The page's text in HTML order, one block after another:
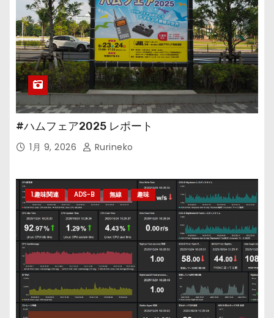
#ハムフェア2025 レポート
1月 9, 2026 Rurineko
1.趣味関連 ADS-B 無線 趣味